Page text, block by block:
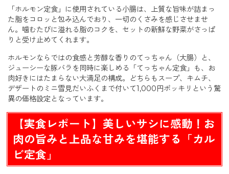
「ホルモン定食」に使用されている小腸は、上質な旨味が詰まっ
た脂をコロッと包み込んでおり、一切のくさみを感じさせませ
ん。噛むたびに溢れる脂のコクを、セットの新鮮な野菜がさっぱ
りと受け止めてくれます。
ホルモンならではの食感と芳醇な香りのてっちゃん（大腸）と、
ジューシーな豚バラを同時に楽しめる「てっちゃん定食」も、お
肉好きにはたまらない大満足の構成。どちらもスープ、キムチ、
デザートのミニ雪見だいふくまで付いて1,000円ポッキリという驚
異の価格設定となっています。
【実食レポート】美しいサシに感動！お
肉の旨みと上品な甘みを堪能する「カル
ビ定食」